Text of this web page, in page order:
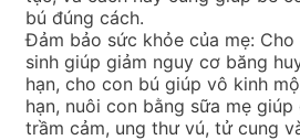
bú đúng cách.
Đảm bảo sức khỏe của mẹ:
sinh giúp giảm nguy cơ băng
hạn, cho con bú giúp vô kinh
hạn, nuôi con bằng sữa mẹ
trầm cảm, ung thư vú, tử cung